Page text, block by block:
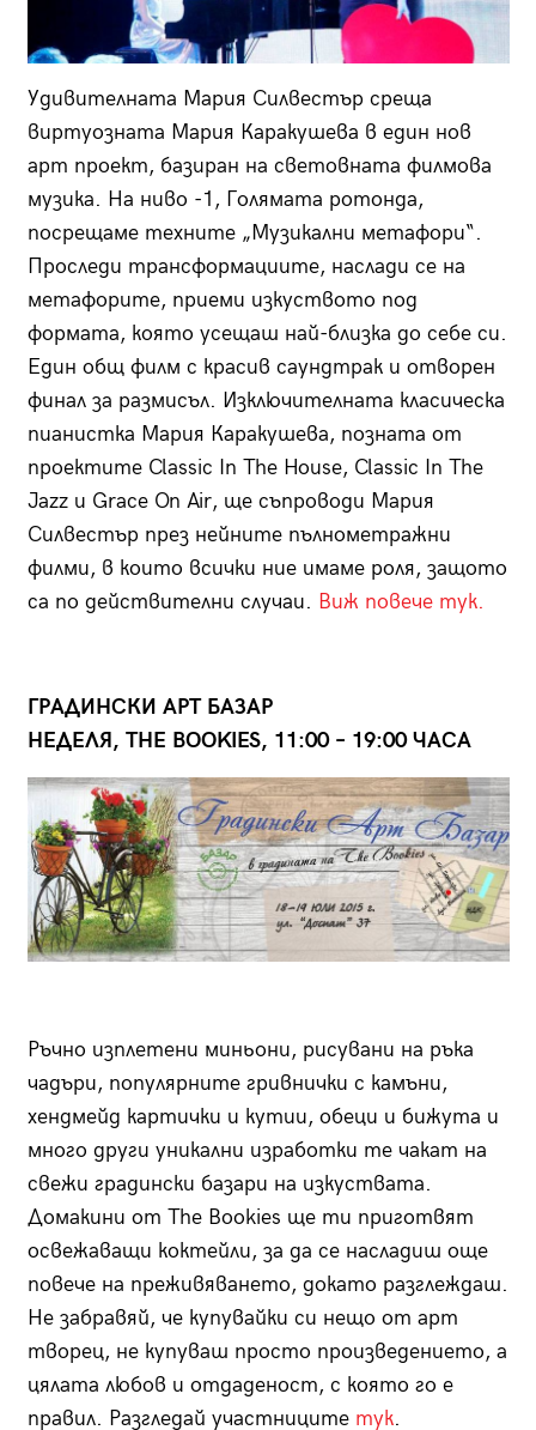
Удивителната Мария Силвестър среща
виртуозната Мaрия Каракушева в един нов
арт проект, базиран на световната филмова
музика. На ниво -1, Голямата ротонда,
посрещаме техните „Музикални метафори“.
Проследи трансформациите, наслади се на
метафорите, приеми изкуството под
формата, която усещаш най-близка до себе си.
Един общ филм с красив саундтрак и отворен
финал за размисъл. Изключителната класическа
пианистка Мария Каракушева, позната от
проектите Classic In The House, Classic In The
Jazz и Grace On Air, ще съпроводи Мария
Силвестър през нейните пълнометражни
филми, в които всички ние имаме роля, защото
са по действителни случаи. Виж повече тук.
ГРАДИНСКИ АРТ БАЗАР
НЕДЕЛЯ, THE BOOKIES, 11:00 – 19:00 ЧАСА
Ръчно изплетени миньони, рисувани на ръка
чадъри, популярните гривнички с камъни,
хендмейд картички и кутии, обеци и бижута и
много други уникални изработки те чакат на
свежи градински базари на изкуствата.
Домакини от The Bookies ще ти приготвят
освежаващи коктейли, за да се насладиш още
повече на преживяването, докато разглеждаш.
Не забравяй, че купувайки си нещо от арт
творец, не купуваш просто произведението, а
цялата любов и отдаденост, с която го е
правил. Разгледай участниците тук.